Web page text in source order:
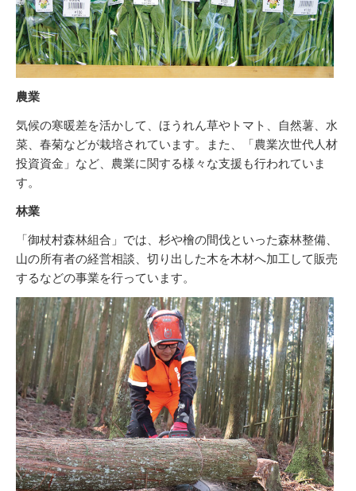
農業
気候の寒暖差を活かして、ほうれん草やトマト、自然薯、水
菜、春菊などが栽培されています。また、「農業次世代人材
投資資金」など、農業に関する様々な支援も行われていま
す。
林業
「御杖村森林組合」では、杉や檜の間伐といった森林整備、
山の所有者の経営相談、切り出した木を木材へ加工して販売
するなどの事業を行っています。